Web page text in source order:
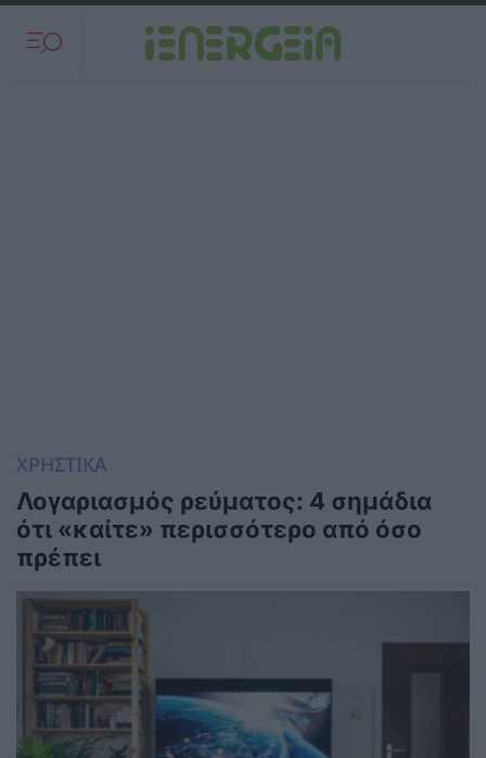
ΧΡΗΣΤΙΚΑ
Λογαριασμός ρεύματος: 4 σημάδια
ότι «καίτε» περισσότερο από όσο
πρέπει